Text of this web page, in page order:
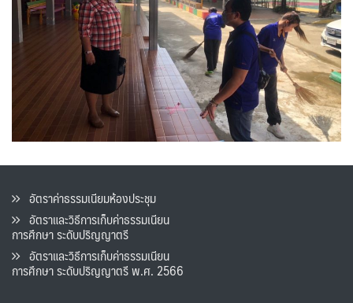
อัตราค่าธรรมเนียมห้องประชุม
อัตราและวิธีการเก็บค่าธรรมเนียน
การศึกษา ระดับปริญญาตรี
อัตราและวิธีการเก็บค่าธรรมเนียน
การศึกษา ระดับปริญญาตรี พ.ศ. 2566